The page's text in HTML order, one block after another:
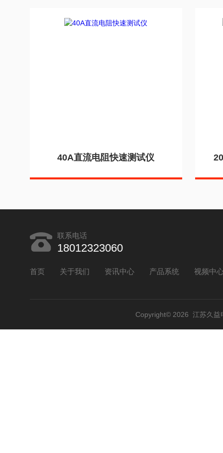
40A直流电阻快速测试仪
联系电话
18012323060
首页 关于我们 资讯中心 产品系统 视频中
Copyright© 2026 江苏久